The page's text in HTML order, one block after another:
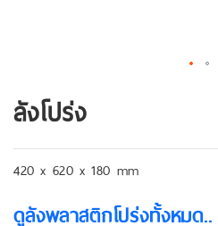
ลังโปร่ง
420 x 620 x 180 mm
ดูลังพลาสติกโปร่งทั้งหมด..